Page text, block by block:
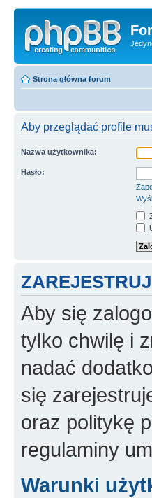
Strona główna forum
Aby przeglądać profile
Nazwa użytkownika:
Hasło:
ZAREJESTRUJ
Aby się
tylko chwilę i
nadać
się
oraz politykę
regulaminy
Warunki